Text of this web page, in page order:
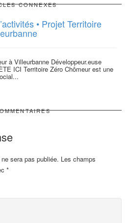
CONNEXES
• Projet Territoire
à Villeurbanne Développeur.euse
ICI Territoire Zéro Chômeur ​est une
sera pas publiée. Les champs
*